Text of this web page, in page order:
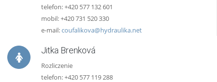
telefon: +420 577 132 601
mobil: +420 731 520 330
e-mail:coufalikova@hydraulika.net
Jitka Brenková
Rozliczenie
telefon: +420 577 119 288